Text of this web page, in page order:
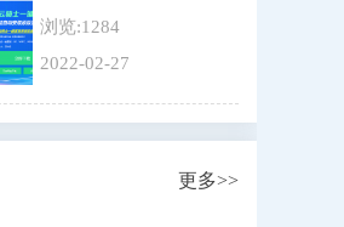
浏览:1284
2022-02-27
更多>>